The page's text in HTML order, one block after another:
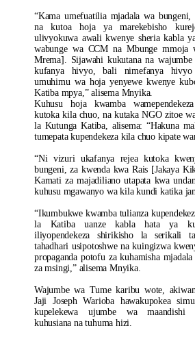
“Kama umefuatilia mjadala wa
na kutoa hoja ya marekebisho
ulivyokuwa awali kwenye sheria kabla
wabunge wa CCM na Mbunge mmoja
Mrema]. Sijawahi kukutana na
kufanya hivyo, bali nimefanya
umuhimu wa hoja yenyewe kwenye
Katiba mpya,” alisema Mnyika.
Kuhusu hoja kwamba
kutoka kila chuo, na kutaka NGO zitoe
la Kutunga Katiba, alisema: “Hakuna
tumepata kupendekeza kila chuo kipate
“Ni vizuri ukafanya rejea kutoka
bungeni, za kwenda kwa Rais [Jakaya
Kamati za majadiliano utapata kwa
kuhusu mgawanyo wa kila kundi katika
“Ikumbukwe kwamba tulianza
la Katiba uanze kabla hata ya
iliyopendekeza shirikisho la serikali
tahadhari usipotoshwe na kuingizwa
propaganda potofu za kuhamisha
za msingi,” alisema Mnyika.
Wajumbe wa Tume karibu wote,
Jaji Joseph Warioba hawakupokea
kupelekewa ujumbe wa maandishi
kuhusiana na tuhuma hizi.